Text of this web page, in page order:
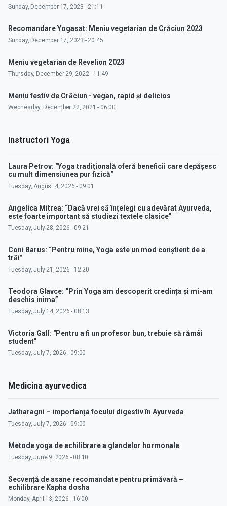
Sunday, December 17, 2023 - 21:11
Recomandare Yogasat: Meniu vegetarian de Crăciun 2023
Sunday, December 17, 2023 - 20:45
Meniu vegetarian de Revelion 2023
Thursday, December 29, 2022 - 11:49
Meniu festiv de Crăciun - vegan, rapid și delicios
Wednesday, December 22, 2021 - 06:00
Instructori Yoga
Laura Petrov: "Yoga tradițională oferă beneficii care depășesc
cu mult dimensiunea pur fizică"
Tuesday, August 4, 2026 - 09:01
Angelica Mitrea: “Dacă vrei să înțelegi cu adevărat Ayurveda,
este foarte important să studiezi textele clasice”
Tuesday, July 28, 2026 - 09:21
Coni Barus: “Pentru mine, Yoga este un mod conștient de a
trăi”
Tuesday, July 21, 2026 - 12:20
Teodora Glavce: “Prin Yoga am descoperit credința și mi-am
deschis inima”
Tuesday, July 14, 2026 - 08:13
Victoria Gall: "Pentru a fi un profesor bun, trebuie să rămâi
student"
Tuesday, July 7, 2026 - 09:00
Medicina ayurvedica
Jatharagni – importanța focului digestiv în Ayurveda
Tuesday, July 7, 2026 - 09:00
Metode yoga de echilibrare a glandelor hormonale
Tuesday, June 9, 2026 - 08:10
Secvență de asane recomandate pentru primăvară –
echilibrare Kapha dosha
Monday, April 13, 2026 - 16:00